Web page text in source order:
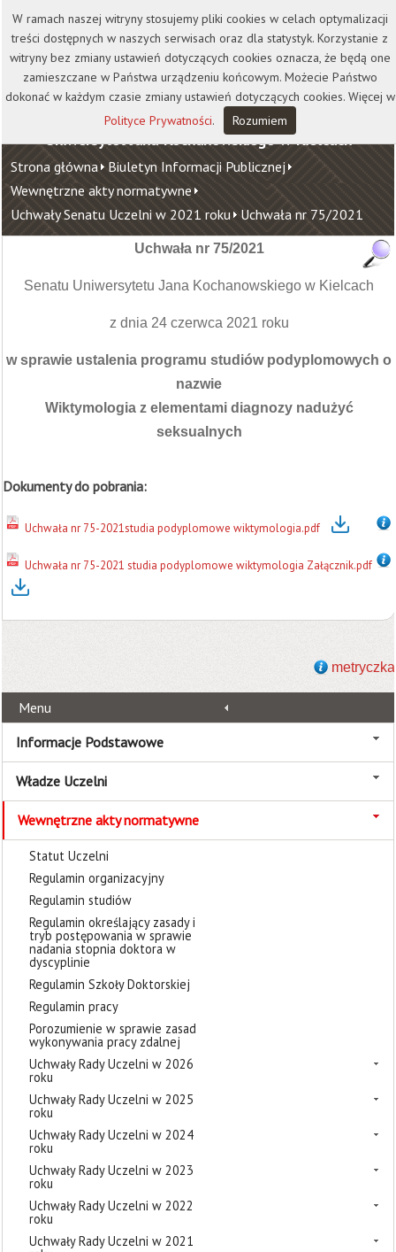
Kontakt Biblioteka
Wydawnictwo
Wirtualna Uczelnia
Uniwersytet Jana Kochanowskiego w Kielcach
Strona główna Biuletyn Informacji Publicznej
Wewnętrzne akty normatywne
Uchwały Senatu Uczelni w 2021 roku Uchwała nr 75/2021
Uchwała nr 75/2021
Senatu Uniwersytetu Jana Kochanowskiego w Kielcach
z dnia 24 czerwca 2021 roku
w sprawie ustalenia programu studiów podyplomowych o
nazwie
Wiktymologia z elementami diagnozy nadużyć
seksualnych
Dokumenty do pobrania:
Uchwała nr 75-2021studia podyplomowe wiktymologia.pdf
Uchwała nr 75-2021 studia podyplomowe wiktymologia Załącznik.pdf
metryczka
Menu
Informacje Podstawowe
Władze Uczelni
Wewnętrzne akty normatywne
Statut Uczelni
Regulamin organizacyjny
Regulamin studiów
Regulamin określający zasady i
tryb postępowania w sprawie
nadania stopnia doktora w
dyscyplinie
Regulamin Szkoły Doktorskiej
Regulamin pracy
Porozumienie w sprawie zasad
wykonywania pracy zdalnej
Uchwały Rady Uczelni w 2026
roku
Uchwały Rady Uczelni w 2025
roku
Uchwały Rady Uczelni w 2024
roku
Uchwały Rady Uczelni w 2023
roku
Uchwały Rady Uczelni w 2022
roku
Uchwały Rady Uczelni w 2021
W ramach naszej witryny stosujemy pliki cookies w celach optymalizacji
treści dostępnych w naszych serwisach oraz dla statystyk. Korzystanie z
witryny bez zmiany ustawień dotyczących cookies oznacza, że będą one
zamieszczane w Państwa urządzeniu końcowym. Możecie Państwo
dokonać w każdym czasie zmiany ustawień dotyczących cookies. Więcej w
Polityce Prywatności. Rozumiem